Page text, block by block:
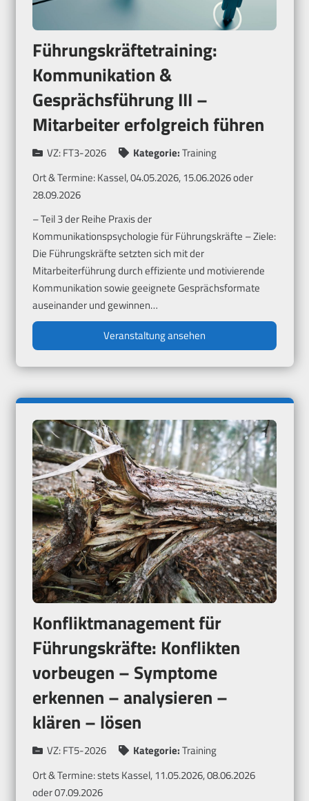
Führungskräftetraining:
Kommunikation &
Gesprächsführung III –
Mitarbeiter erfolgreich führen
VZ:FT3-2026 Kategorie:Training
Ort & Termine:Kassel, 04.05.2026, 15.06.2026 oder
28.09.2026
– Teil 3 der Reihe Praxis der
Kommunikationspsychologie für Führungskräfte – Ziele:
Die Führungskräfte setzten sich mit der
Mitarbeiterführung durch effiziente und motivierende
Kommunikation sowie geeignete Gesprächsformate
auseinander und gewinnen…
Veranstaltung ansehen
Konfliktmanagement für
Führungskräfte: Konflikten
vorbeugen – Symptome
erkennen – analysieren –
klären – lösen
VZ:FT5-2026 Kategorie:Training
Ort & Termine:stets Kassel, 11.05.2026, 08.06.2026
oder 07.09.2026